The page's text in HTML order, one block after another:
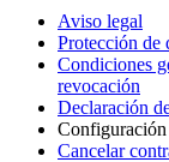
Aviso legal
Protección de
Condiciones
revocación
Declaración
Configuración
Cancelar